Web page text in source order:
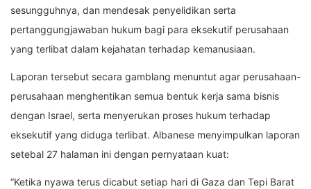
sesungguhnya, dan mendesak penyelidikan serta
pertanggungjawaban hukum bagi para eksekutif perusahaan
yang terlibat dalam kejahatan terhadap kemanusiaan.
Laporan tersebut secara gamblang menuntut agar perusahaan-
perusahaan menghentikan semua bentuk kerja sama bisnis
dengan Israel, serta menyerukan proses hukum terhadap
eksekutif yang diduga terlibat. Albanese menyimpulkan laporan
setebal 27 halaman ini dengan pernyataan kuat:
“Ketika nyawa terus dicabut setiap hari di Gaza dan Tepi Barat